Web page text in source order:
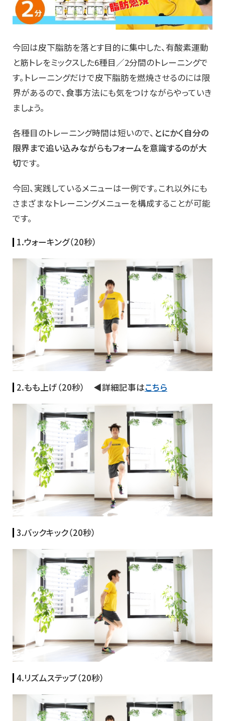
今回は皮下脂肪を落とす目的に集中した、有酸素運動
と筋トレをミックスした6種目／2分間のトレーニングで
す。トレーニングだけで皮下脂肪を燃焼させるのには限
界があるので、食事方法にも気をつけながらやっていき
ましょう。
各種目のトレーニング時間は短いので、 とにかく自分の
限界まで追い込みながらもフォームを意識するのが大
切です。
今回、実践しているメニューは一例です。これ以外にも
さまざまなトレーニングメニューを構成することが可能
です。
1.ウォーキング（20秒）
2.もも上げ（20秒） ◀詳細記事はこちら
3.バックキック（20秒）
4.リズムステップ（20秒）